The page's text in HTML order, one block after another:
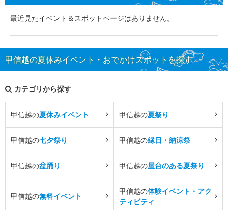
最近見たイベント＆スポットページはありません。
甲信越の夏休みイベント・おでかけスポットを探す
カテゴリから探す
甲信越の夏休みイベント 甲信越の夏祭り
甲信越の七夕祭り 甲信越の縁日・納涼祭
甲信越の盆踊り 甲信越の屋台のある夏祭り
甲信越の無料イベント
甲信越の体験イベント・アク
ティビティ